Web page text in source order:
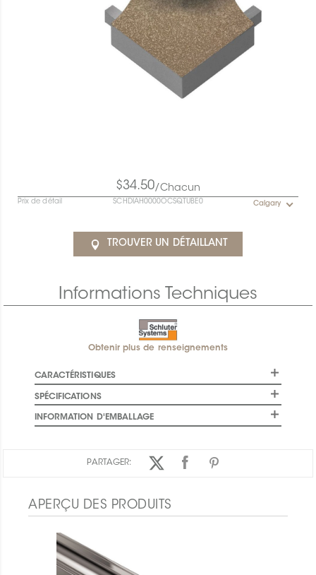
$34.50/Chacun
Prix de détail SCHDIAH0000OCSQTUBE0 Calgary
TROUVER UN DÉTAILLANT
Informations Techniques
Obtenir plus de renseignements
CARACTÉRISTIQUES
SPÉCIFICATIONS
INFORMATION D'EMBALLAGE
PARTAGER:
APERÇU DES PRODUITS